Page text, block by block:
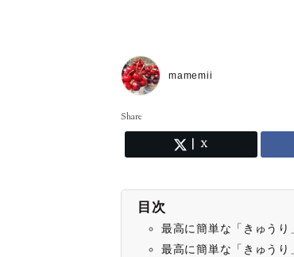
mamemii
Share
X
目次
最高に簡単な「きゅう
最高に簡単な「きゅう